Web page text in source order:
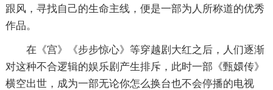
跟风，寻找自己的生命主线，便是一部为人所称道的优秀
作品。
在《宫》《步步惊心》等穿越剧大红之后，人们逐渐
对这种不合逻辑的娱乐剧产生排斥，此时一部《甄嬛传》
横空出世，成为一部无论你怎么换台也不会停播的电视